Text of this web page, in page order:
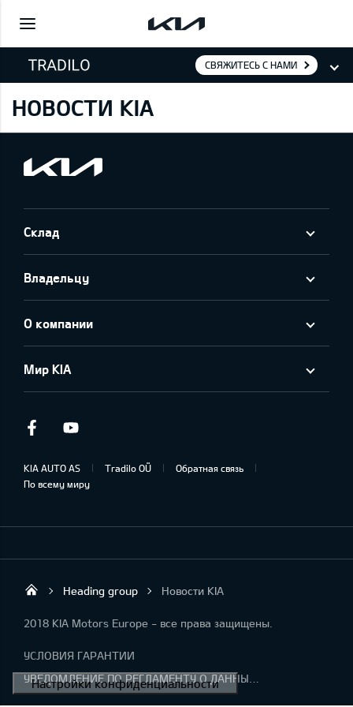
СВЯЖИТЕСЬ С НАМИ
НОВОСТИ KIA
Склад
Владельцу
О компании
Мир KIA
Facebook
KIA AUTO AS Tradilo OÜ
Обратная связь
По всему миру
Tradilo OÜ
Heading group Новости KIA
2018 KIA Motors Europe - все права защищены.
УСЛОВИЯ ГАРАНТИИ